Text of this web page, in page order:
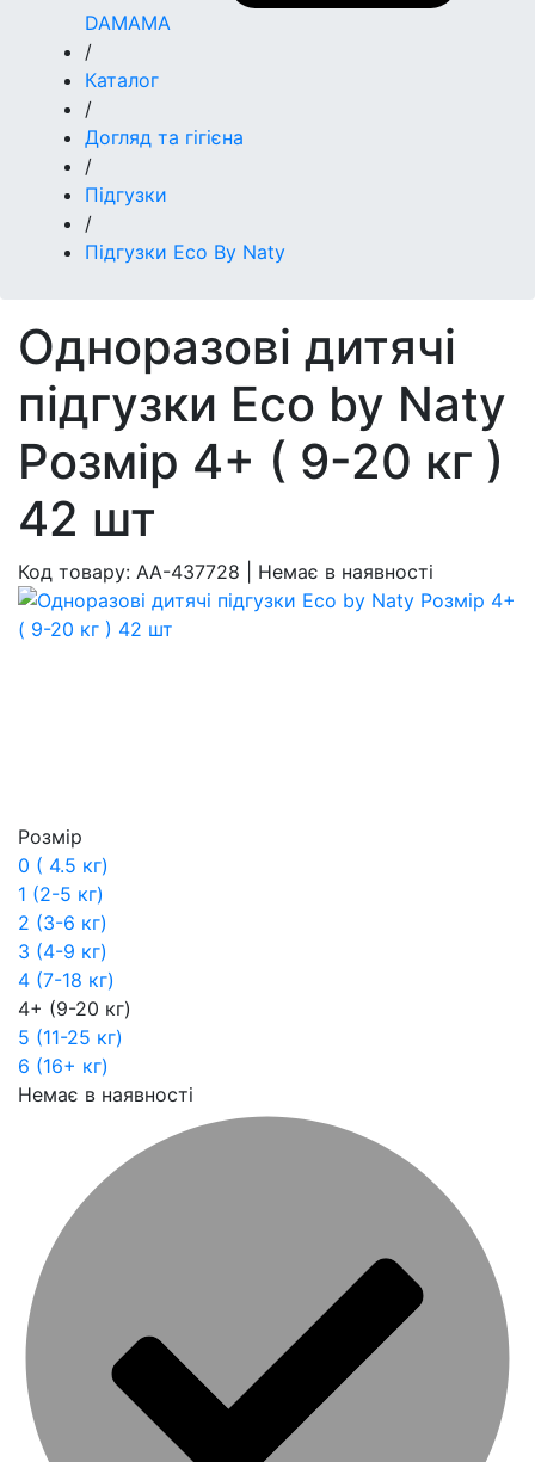
DAMAMA
/
Каталог
/
Догляд та гігієна
/
Підгузки
/
Підгузки Eco By Naty
Одноразові дитячі
підгузки Eco by Naty
Розмір 4+ ( 9-20 кг )
42 шт
Код товару: AA-437728 Немає в наявності
Розмір
0 ( 4.5 кг)
1 (2-5 кг)
2 (3-6 кг)
3 (4-9 кг)
4 (7-18 кг)
4+ (9-20 кг)
5 (11-25 кг)
6 (16+ кг)
Немає в наявності